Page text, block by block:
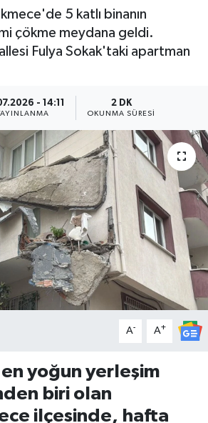
5 katlı binanın
çökme meydana geldi.
Fulya Sokak'taki apartman
- 14:11 2 DK
OKUNMA SÜRESI
A- A+
yoğun yerleşim
biri olan
ilçesinde, hafta